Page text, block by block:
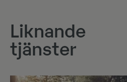
Liknande
tjänster